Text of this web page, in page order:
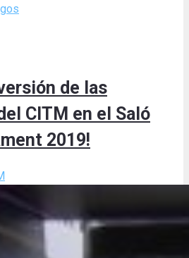
de las
CITM en el Saló
2019!